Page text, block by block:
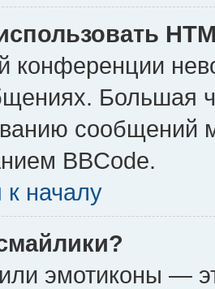
конференции
Большая
сообщений
BBCode.
к началу
эмотиконы —